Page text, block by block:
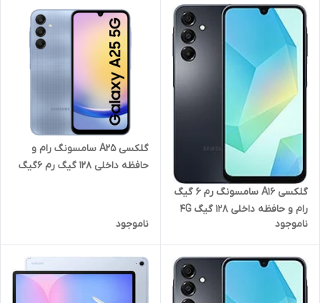
گلکسی A16 سامسونگ رم 6 گیگ
رام و حافظه داخلی 128 گیگ 4G
ناموجود
گلکسی A25 سامسونگ رام و
حافظه داخلی 128 گیگ رم 6گیگ
ناموجود